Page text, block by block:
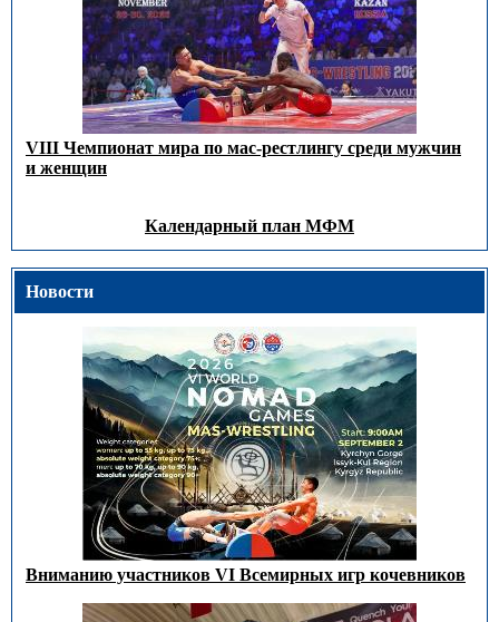
VIII Чемпионат мира по мас-рестлингу среди мужчин
и женщин
Календарный план МФМ
Новости
Вниманию участников VI Всемирных игр кочевников